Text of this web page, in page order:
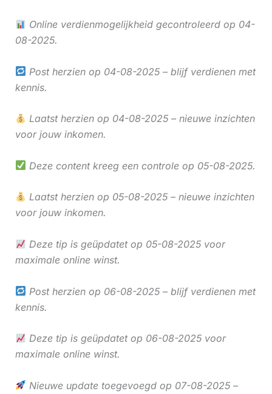
Online verdienmogelijkheid gecontroleerd op 04-
08-2025.
Post herzien op 04-08-2025 – blijf verdienen met
kennis.
Laatst herzien op 04-08-2025 – nieuwe inzichten
voor jouw inkomen.
Deze content kreeg een controle op 05-08-2025.
Laatst herzien op 05-08-2025 – nieuwe inzichten
voor jouw inkomen.
Deze tip is geüpdatet op 05-08-2025 voor
maximale online winst.
Post herzien op 06-08-2025 – blijf verdienen met
kennis.
Deze tip is geüpdatet op 06-08-2025 voor
maximale online winst.
Nieuwe update toegevoegd op 07-08-2025 –